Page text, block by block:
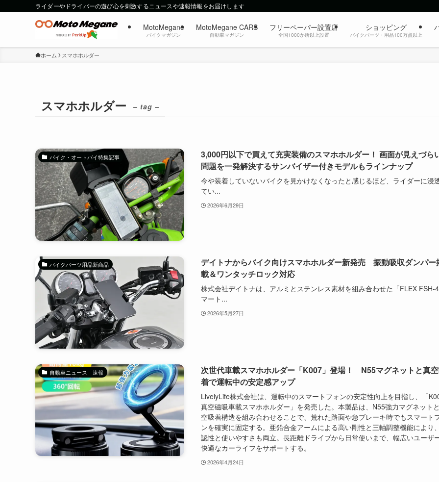
ライダーやドライバーの遊び心を刺激するニュースや速報情報をお届けします
MotoMegane
バイクマガジン
MotoMegane CARS
自動車マガジン
フリーペーパー設置店
全国1000か所以上設置
ショッピング
バイクパーツ・用品100万点以上
ホーム スマホホルダー
スマホホルダー – tag –
バイク・オートバイ特集記事
3,000円以下で買えて充実装備のスマホホルダー！ 画面が見えづら
問題を一発解決するサンバイザー付きモデルもラインナップ
今や装着していないバイクを見かけなくなったと感じるほど、ライダーに浸
てい...
2026年6月29日
バイクパーツ用品新商品
デイトナからバイク向けスマホホルダー新発売 振動吸収ダンパー
載＆ワンタッチロック対応
株式会社デイトナは、アルミとステンレス素材を組み合わせた「FLEX FSH-
マート...
2026年5月27日
自動車ニュース 速報
次世代車載スマホホルダー「K007」登場！ N55マグネットと真
着で運転中の安定感アップ
LivelyLife株式会社は、運転中のスマートフォンの安定性向上を目指し、「
真空磁吸車載スマホホルダー」を発売した。本製品は、N55強力マグネット
空吸着構造を組み合わせることで、荒れた路面や急ブレーキ時でもスマート
ンを確実に固定する。亜鉛合金アームによる高い剛性と三軸調整機能により
認性と使いやすさも両立。長距離ドライブから日常使いまで、幅広いユーザ
快適なカーライフをサポートする。
2026年4月24日